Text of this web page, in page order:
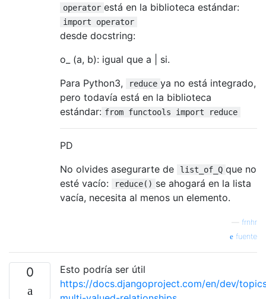
operator está en la biblioteca estándar:
import operator
desde docstring:
o_ (a, b): igual que a | si.
Para Python3,
reduce ya no está integrado,
pero todavía está en la biblioteca
estándar: from functools import reduce
PD
No olvides asegurarte de
list_of_Q que no
esté vacío:
reduce() se ahogará en la lista
vacía, necesita al menos un elemento.
frnhr
fuente
0
Esto podría ser útil
https://docs.djangoproject.com/en/dev/